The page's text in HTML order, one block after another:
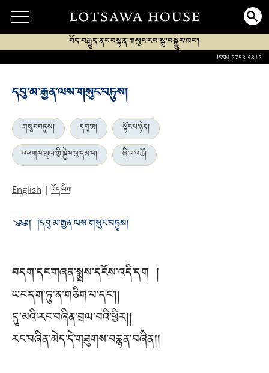
བོད་བརྒྱུད་ནང་བསྟན་གསུང་རབ་སྒྲ་བསྒྱུར་ཁང་།
ISSN 2753-4812
དབུ་མ་རྒྱན་ལས་གསུང་བཏུས།
གསུང་བཏུས། དབུ་མ།
སྟོང་པ་ཉིད།
འཕགས་ཡུལ་གྱི་སྐྱེས་བུ་དམ་པ།
ཞི་བ་འཚོ།
English | བོད་ཡིག
༄༅། །དབུ་མ་རྒྱན་ལས་གསུང་བཏུས།
བདག་དང་གཞན་སྨྲས་དངོས་འདི་དག །
ཡང་དག་ཏུ་ན་གཅིག་པ་དང༌། །
དུ་མའི་རང་བཞིན་བྲལ་བའི་ཕྱིར། །
རང་བཞིན་མེད་དེ་གཟུགས་བརྙན་བཞིན། །